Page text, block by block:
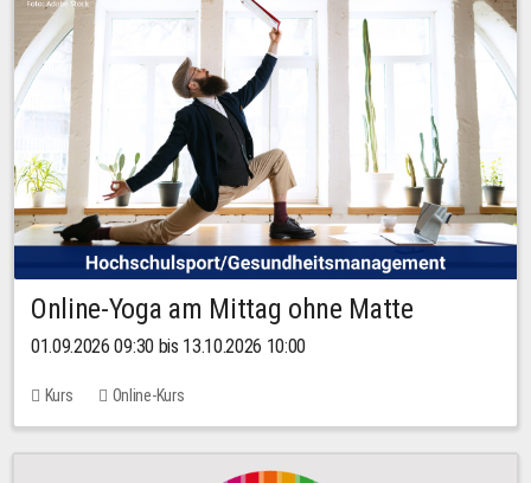
Online-Yoga am Mittag ohne Matte
01.09.2026 09:30 bis 13.10.2026 10:00
Kurs Online-Kurs